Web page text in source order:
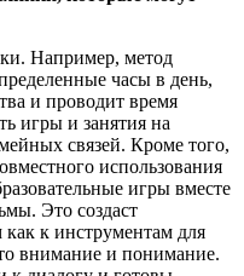
Например, метод
часы в день,
и проводит время
игры и занятия на
связей. Кроме того,
использования
игры вместе
Это создаст
к инструментам для
внимание и понимание.